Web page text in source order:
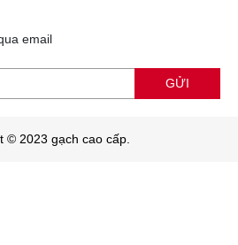
email
GỬI
© 2023 gạch cao cấp.